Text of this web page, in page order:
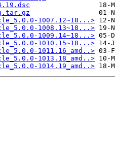
1007.12~18...>
1008.13~18...>
1009.14~18...>
1010.15~18...>
1011.16_amd..>
1013.18_amd..>
1014.19_amd..>